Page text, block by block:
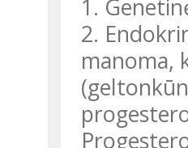
1.
2.
manoma,